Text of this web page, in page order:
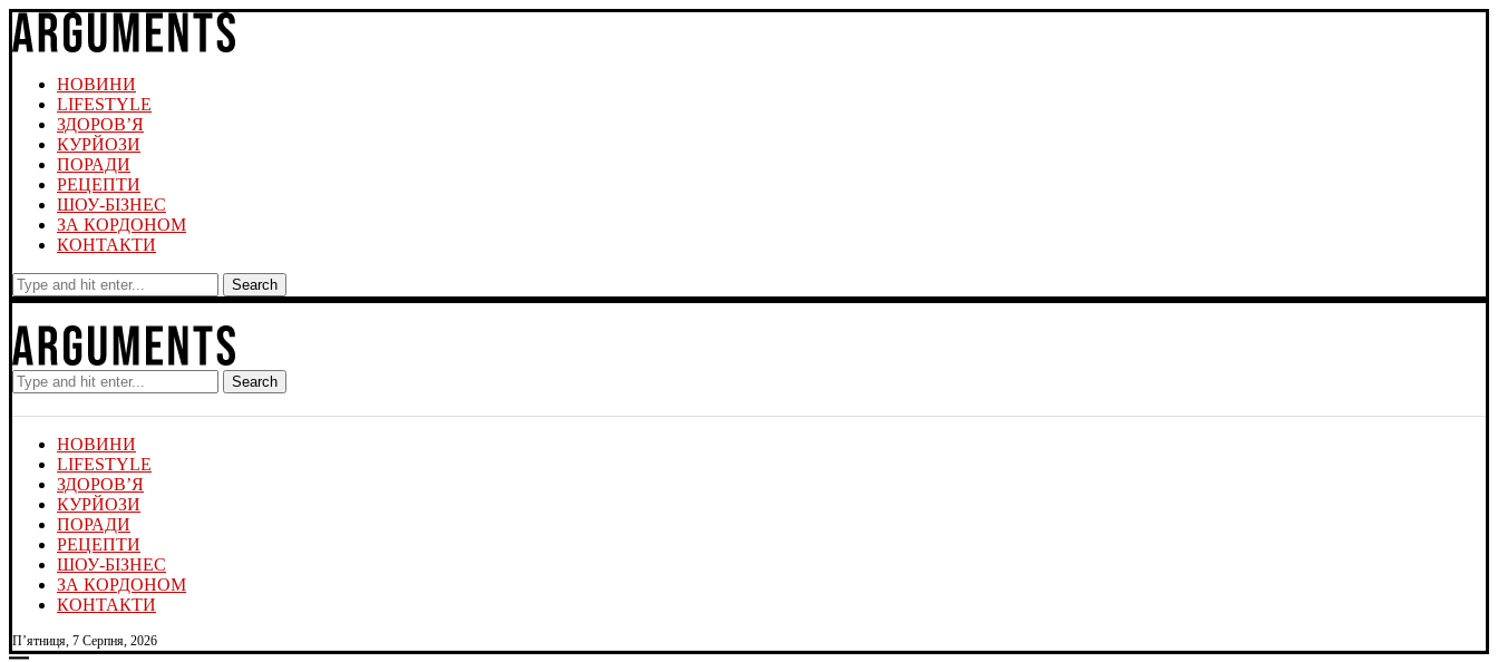
НОВИНИ
LIFESTYLE
ЗДОРОВ’Я
КУРЙОЗИ
ПОРАДИ
РЕЦЕПТИ
ШОУ-БІЗНЕС
ЗА КОРДОНОМ
КОНТАКТИ
Search
Search
НОВИНИ
LIFESTYLE
ЗДОРОВ’Я
КУРЙОЗИ
ПОРАДИ
РЕЦЕПТИ
ШОУ-БІЗНЕС
ЗА КОРДОНОМ
КОНТАКТИ
П’ятниця, 7 Серпня, 2026